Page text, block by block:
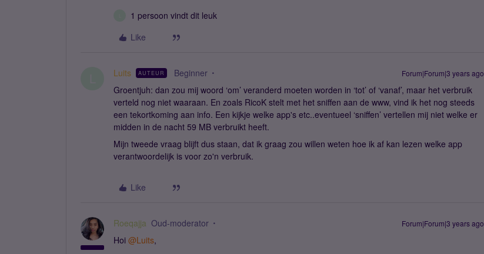
1 persoon vindt dit leuk
Like
Luits AUTEUR Beginner Forum|Forum|3 years ago
Groentjuh: dan zou mij woord ‘om’ veranderd moeten worden in ‘tot’ of ‘vanaf’, maar het verbruik
verteld nog niet waaraan. En zoals RicoK stelt met het sniffen aan de www, vind ik het nog steeds
een tekortkoming aan info. Een kijkje welke app's etc..eventueel ‘sniffen’ vertellen mij niet welke er
midden in de nacht 59 MB verbruikt heeft.
Mijn tweede vraag blijft dus staan, dat ik graag zou willen weten hoe ik af kan lezen welke app
verantwoordelijk is voor zo'n verbruik.
Like
Roeqajja Oud-moderator Forum|Forum|3 years ago
Hoi @Luits,